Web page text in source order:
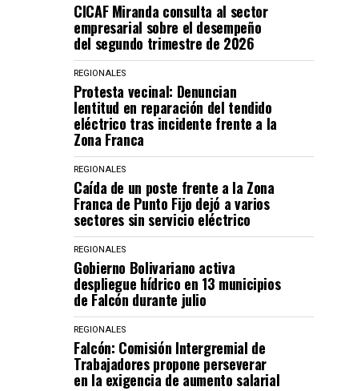
CICAF Miranda consulta al sector
empresarial sobre el desempeño
del segundo trimestre de 2026
REGIONALES
Protesta vecinal: Denuncian
lentitud en reparación del tendido
eléctrico tras incidente frente a la
Zona Franca
REGIONALES
Caída de un poste frente a la Zona
Franca de Punto Fijo dejó a varios
sectores sin servicio eléctrico
REGIONALES
Gobierno Bolivariano activa
despliegue hídrico en 13 municipios
de Falcón durante julio
REGIONALES
Falcón: Comisión Intergremial de
Trabajadores propone perseverar
en la exigencia de aumento salarial